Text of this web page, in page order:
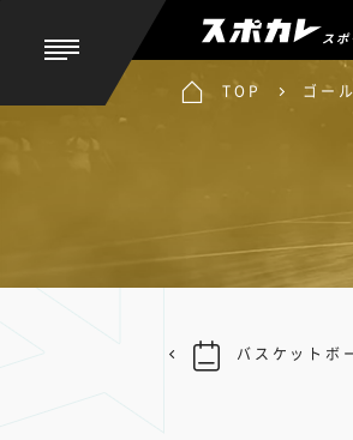
ス
TOP ゴー
バスケットボ